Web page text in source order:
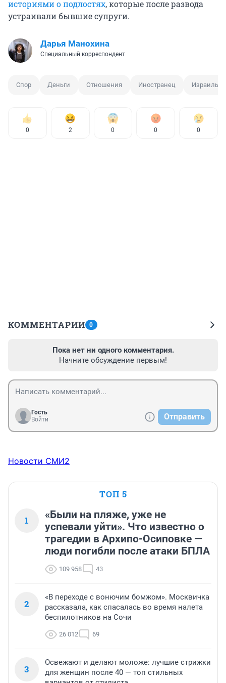
историями о подлостях, которые после развода
устраивали бывшие супруги.
Дарья Манохина
Специальный корреспондент
Спор Деньги Отношения Иностранец Израиль
0 2 0 0 0
КОММЕНТАРИИ 0
Пока нет ни одного комментария.
Начните обсуждение первым!
Гость
Войти
Отправить
Новости СМИ2
ТОП 5
1
«Были на пляже, уже не
успевали уйти». Что известно о
трагедии в Архипо-Осиповке —
люди погибли после атаки БПЛА
109 958 43
2
«В переходе с вонючим бомжом». Москвичка
рассказала, как спасалась во время налета
беспилотников на Сочи
26 012 69
3
Освежают и делают моложе: лучшие стрижки
для женщин после 40 — топ стильных